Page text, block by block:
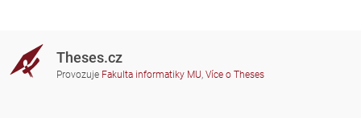
Theses.cz
Provozuje Fakulta informatiky MU, Více o Theses